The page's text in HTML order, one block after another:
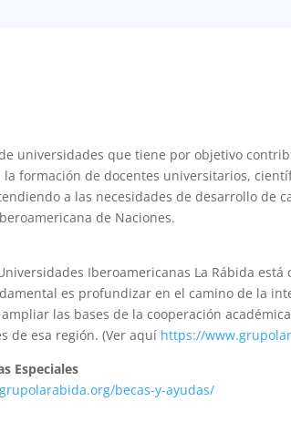
universidades que tiene por objetivo
la formación de docentes universitarios,
a las necesidades de desarrollo de
de Naciones.
Iberoamericanas La Rábida
es profundizar en el camino de la
las bases de la cooperación
de esa región. (Ver aquí https://
Especiales
becas-y-ayudas/